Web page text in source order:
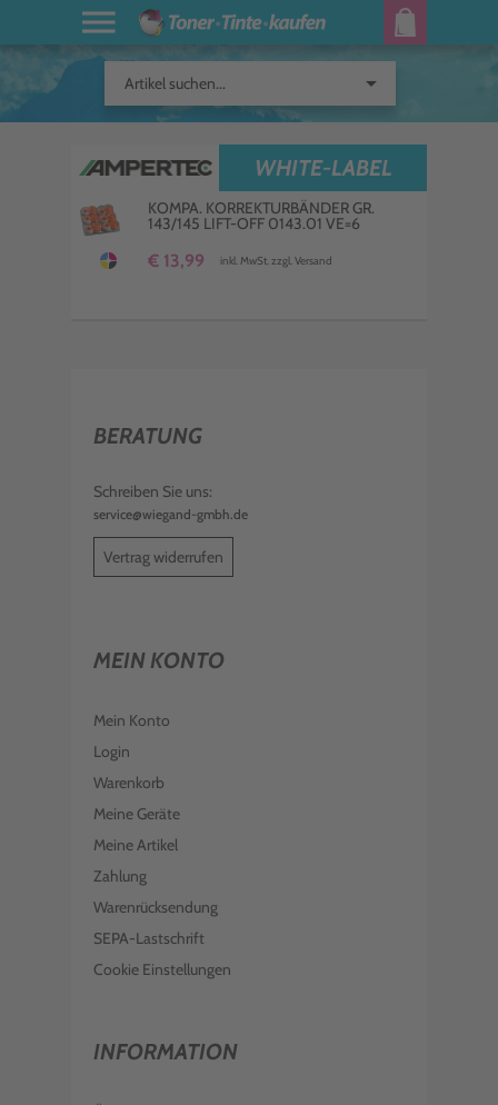
Artikel suchen... arrow_drop_down
WHITE-LABEL
KOMPA. KORREKTURBÄNDER GR.
143/145 LIFT-OFF 0143.01 VE=6
€ 13,99 inkl. MwSt. zzgl. Versand
BERATUNG
Schreiben Sie uns:
service@wiegand-gmbh.de
Vertrag widerrufen
MEIN KONTO
Mein Konto
Login
Warenkorb
Meine Geräte
Meine Artikel
Zahlung
Warenrücksendung
SEPA-Lastschrift
Cookie Einstellungen
INFORMATION